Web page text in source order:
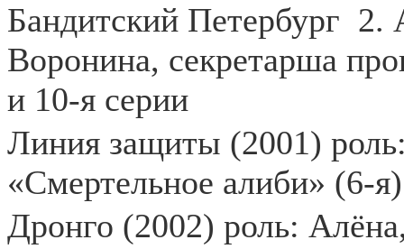
Бандитский Петербург 2.
Воронина, секретарша
и 10-я серии
Линия защиты (2001)
«Смертельное алиби» (6-я)
Дронго (2002) роль: Алё